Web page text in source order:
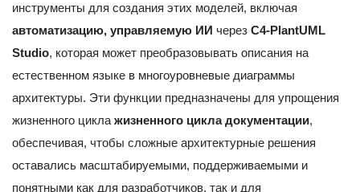
инструменты для создания этих моделей, включая
автоматизацию, управляемую ИИ через C4-PlantUML
Studio, которая может преобразовывать описания на
естественном языке в многоуровневые диаграммы
архитектуры. Эти функции предназначены для упрощения
жизненного цикла жизненного цикла документации,
обеспечивая, чтобы сложные архитектурные решения
оставались масштабируемыми, поддерживаемыми и
понятными как для разработчиков, так и для